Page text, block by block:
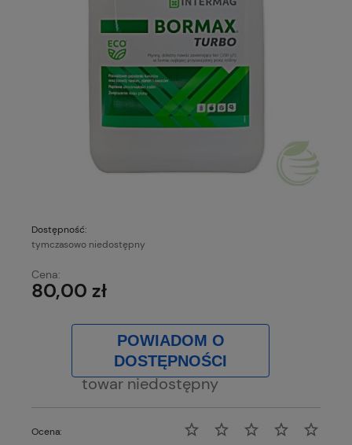
Dostępność:
tymczasowo niedostępny
Cena:
80,00 zł
POWIADOM O
DOSTĘPNOŚCI
towar niedostępny
Ocena: